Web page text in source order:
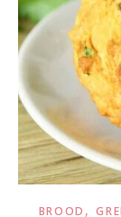
BROOD ,